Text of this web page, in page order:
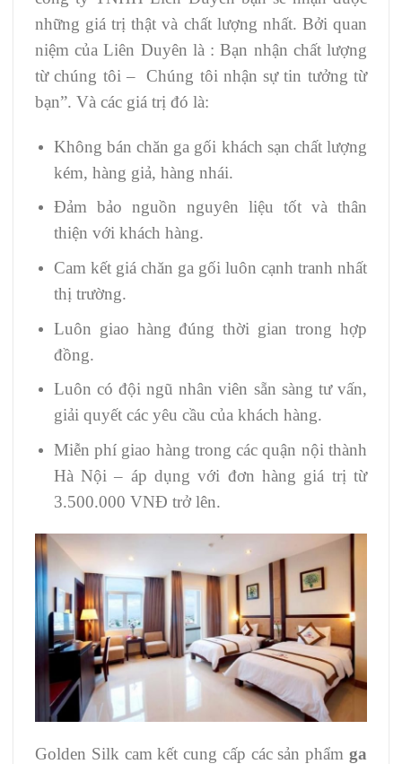
những giá trị thật và chất lượng nhất. Bởi quan
niệm của Liên Duyên là : Bạn nhận chất lượng
từ chúng tôi – Chúng tôi nhận sự tin tưởng từ
bạn”. Và các giá trị đó là:
Không bán chăn ga gối khách sạn chất lượng
kém, hàng giả, hàng nhái.
Đảm bảo nguồn nguyên liệu tốt và thân
thiện với khách hàng.
Cam kết giá chăn ga gối luôn cạnh tranh nhất
thị trường.
Luôn giao hàng đúng thời gian trong hợp
đồng.
Luôn có đội ngũ nhân viên sẵn sàng tư vấn,
giải quyết các yêu cầu của khách hàng.
Miễn phí giao hàng trong các quận nội thành
Hà Nội – áp dụng với đơn hàng giá trị từ
3.500.000 VNĐ trở lên.
Golden Silk cam kết cung cấp các sản phẩm ga